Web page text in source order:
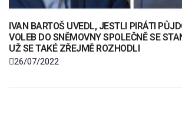
IVAN BARTOŠ UVEDL, JESTLI PIRÁTI
VOLEB DO SNĚMOVNY SPOLEČNĚ SE
UŽ SE TAKÉ ZŘEJMĚ ROZHODLI
26/07/2022